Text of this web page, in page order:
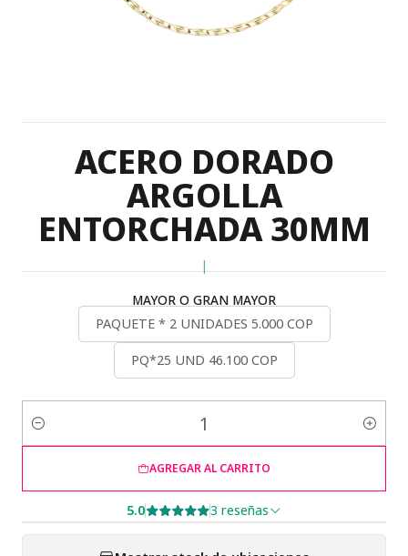
ACERO DORADO
ARGOLLA
ENTORCHADA 30MM
|
MAYOR O GRAN MAYOR
PAQUETE * 2 UNIDADES 5.000 COP
PQ*25 UND 46.100 COP
Cantidad
AGREGAR AL CARRITO
5.0 3 reseñas